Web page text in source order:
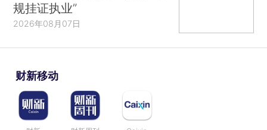
规挂证执业”
2026年08月07日
财新移动